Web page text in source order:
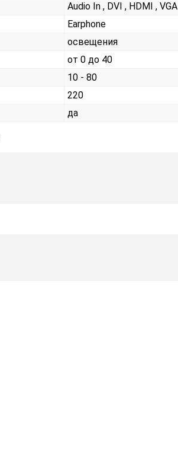
Audio In , DVI , HDMI , VGA
Earphone
освещения
от 0 до 40
10 - 80
220
да